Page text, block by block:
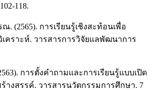
118.
(2565). การเรียนรู้เชิงสะท้อนเพื่อ
คราะห์. วารสารการวิจัยแลพัฒนาการ
การตั้งคำถามและการเรียนรู้แบบเปิด
งสรรค์. วารสารนวัตกรรมการศึกษา. 7